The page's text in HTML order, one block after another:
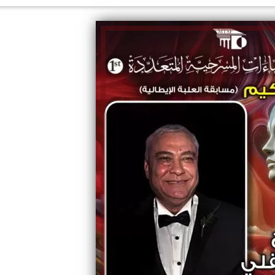
الكاتبة إلهام شرشر تهنئ الرئيس
السيسي بعيد ميلاده وتُشيد بجهوده
في بناء الدولة